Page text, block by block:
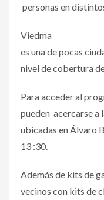
personas en
Viedma
es una de pocas
nivel de cobertura
Para acceder al
pueden acercarse a
ubicadas en Álvaro
13 :30.
Además de kits de
vecinos con kits de